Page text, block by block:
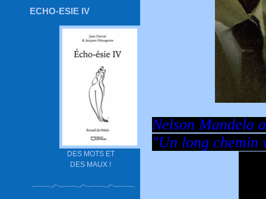
ECHO-ESIE IV
DES MOTS ET
DES MAUX !
Nelson Mandela
"Un long chemin